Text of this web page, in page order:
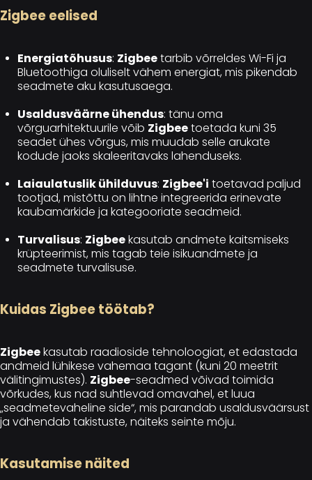
Zigbee eelised
Energiatõhusus: Zigbeetarbib võrreldes Wi-Fi ja
Bluetoothiga oluliselt vähem energiat, mis pikendab
seadmete aku kasutusaega.
Usaldusväärne ühendus: tänu oma
võrguarhitektuurile võib Zigbeetoetada kuni 35
seadet ühes võrgus, mis muudab selle arukate
kodude jaoks skaleeritavaks lahenduseks.
Laiaulatuslik ühilduvus: Zigbee'i toetavad paljud
tootjad, mistõttu on lihtne integreerida erinevate
kaubamärkide ja kategooriate seadmeid.
Turvalisus: Zigbeekasutab andmete kaitsmiseks
krüpteerimist, mis tagab teie isikuandmete ja
seadmete turvalisuse.
Kuidas Zigbee töötab?
Zigbeekasutab raadioside tehnoloogiat, et edastada
andmeid lühikese vahemaa tagant (kuni 20 meetrit
välitingimustes). Zigbee-seadmed võivad toimida
võrkudes, kus nad suhtlevad omavahel, et luua
„seadmetevaheline side“, mis parandab usaldusväärsust
ja vähendab takistuste, näiteks seinte mõju.
Kasutamise näited